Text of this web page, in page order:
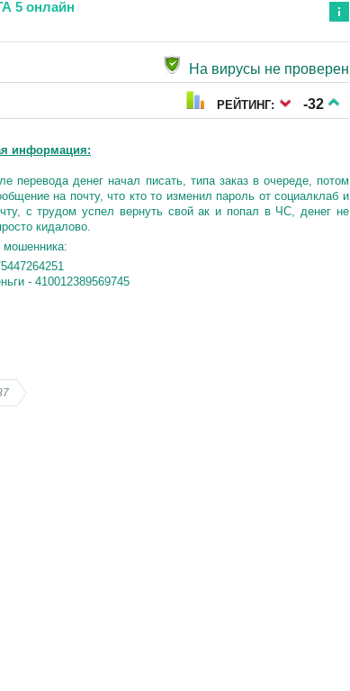
фо
аци
я к
нов
ост
и
5 онлайн
На вирусы не проверен
РЕЙТИНГ: -32
информация:
перевода денег начал писать, типа заказ в очереде, потом
на почту, что кто то изменил пароль от социалклаб и
с трудом успел вернуть свой ак и попал в ЧС, денег не
кидалово.
мошенника:
- 410012389569745